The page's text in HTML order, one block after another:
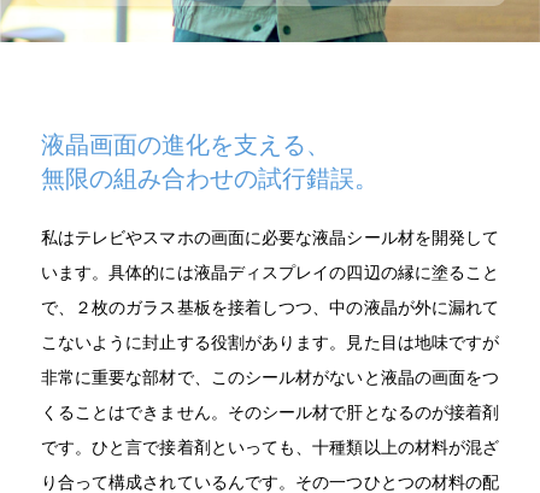
液晶画面の進化を支える、
無限の組み合わせの試行錯誤。
私はテレビやスマホの画面に必要な液晶シール材を開発して
います。具体的には液晶ディスプレイの四辺の縁に塗ること
で、２枚のガラス基板を接着しつつ、中の液晶が外に漏れて
こないように封止する役割があります。見た目は地味ですが
非常に重要な部材で、このシール材がないと液晶の画面をつ
くることはできません。そのシール材で肝となるのが接着剤
です。ひと言で接着剤といっても、十種類以上の材料が混ざ
り合って構成されているんです。その一つひとつの材料の配